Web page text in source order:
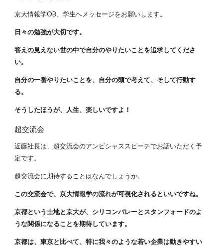
京大情報学OB、学生へメッセージをお願いします。
日々の勉強が大切です。
答えの見えない世の中で自分のやりたいことを追求してくださ
い。
自分の一番やりたいことを、自分の頭で考えて、そして行動す
る。
そうしたほうが、人生、楽しいですよ！
超交流会
近藤社長は、超交流会のアンビシャススピーチでお話いただく予
定です。
超交流会に期待することはなんでしょうか。
この交流会で、京大情報学の流れが可視化されるといいですね。
京都という土地と京大が、シリコンバレーとスタンフォードのよ
うな関係になることを期待しています。
京都は、東京と比べて、特に我々のような若い企業は動きやすい